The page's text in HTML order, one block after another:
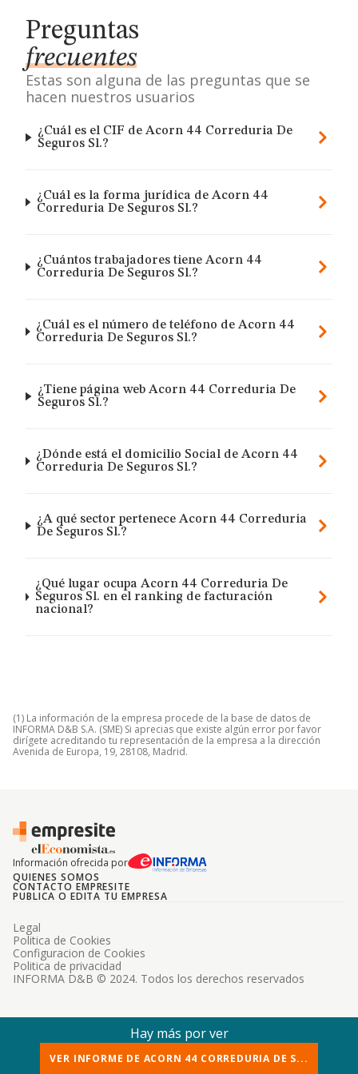
Preguntas
frecuentes
Estas son alguna de las preguntas que se
hacen nuestros usuarios
¿Cuál es el CIF de Acorn 44 Correduria De
Seguros Sl.?
¿Cuál es la forma jurídica de Acorn 44
Correduria De Seguros Sl.?
¿Cuántos trabajadores tiene Acorn 44
Correduria De Seguros Sl.?
¿Cuál es el número de teléfono de Acorn 44
Correduria De Seguros Sl.?
¿Tiene página web Acorn 44 Correduria De
Seguros Sl.?
¿Dónde está el domicilio Social de Acorn 44
Correduria De Seguros Sl.?
¿A qué sector pertenece Acorn 44 Correduria
De Seguros Sl.?
¿Qué lugar ocupa Acorn 44 Correduria De
Seguros Sl. en el ranking de facturación
nacional?
(1) La información de la empresa procede de la base de datos de
INFORMA D&B S.A. (SME) Si aprecias que existe algún error por favor
dirígete acreditando tu representación de la empresa a la dirección
Avenida de Europa, 19, 28108, Madrid.
Información ofrecida por
QUIENES SOMOS
CONTACTO EMPRESITE
PUBLICA O EDITA TU EMPRESA
INFORMA D&B © 2024. Todos los derechos reservados
Legal
Politica de Cookies
Configuracion de Cookies
Politica de privacidad
Hay más por ver
VER INFORME DE ACORN 44 CORREDURIA DE S...